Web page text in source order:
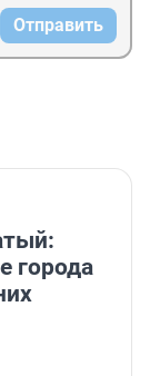
Отправить
города